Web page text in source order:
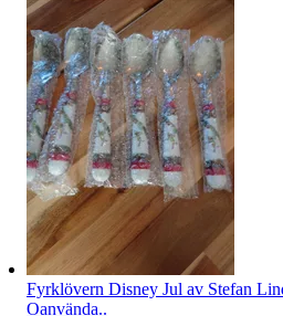
Fyrklövern Disney Jul av Stefan
Oanvända..